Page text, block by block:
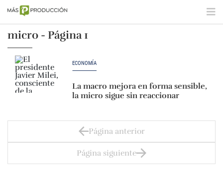
micro - Página 1
ECONOMÍA
La macro mejora en forma sensible,
la micro sigue sin reaccionar
Página anterior
Página siguiente